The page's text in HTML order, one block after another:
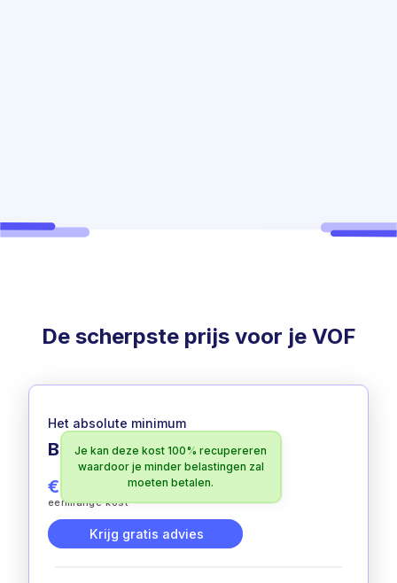
De scherpste prijs voor je VOF
Het absolute minimum
Basic 100% aftrekbaar
Je kan deze kost 100% recupereren
waardoor je minder belastingen zal
moeten betalen.
€ 399 excl. btw
eenmalige kost
Krijg gratis advies